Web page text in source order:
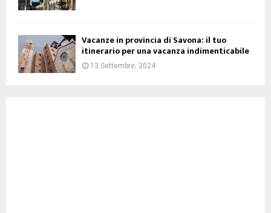
Vacanze in provincia di Savona: il tuo
itinerario per una vacanza indimenticabile
13 Settembre, 2024